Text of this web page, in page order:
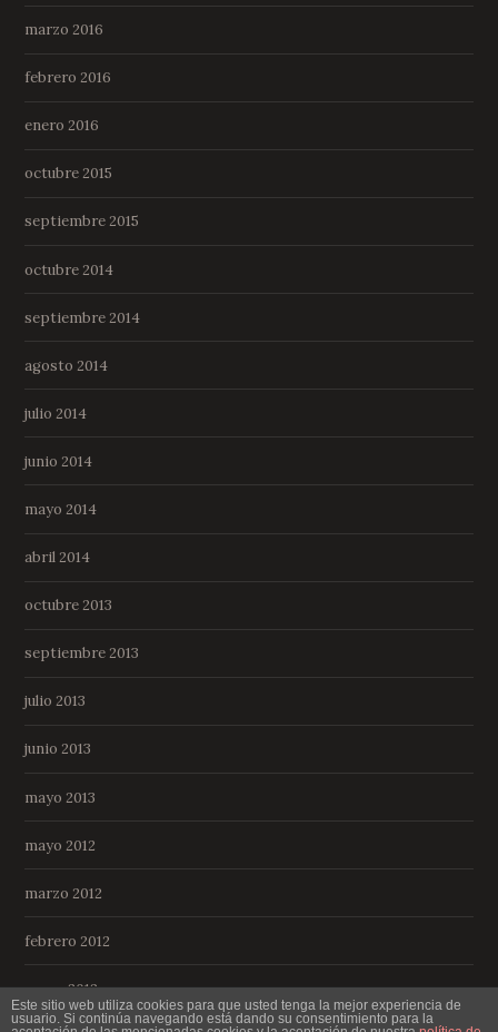
marzo 2016
febrero 2016
enero 2016
octubre 2015
septiembre 2015
octubre 2014
septiembre 2014
agosto 2014
julio 2014
junio 2014
mayo 2014
abril 2014
octubre 2013
septiembre 2013
julio 2013
junio 2013
mayo 2013
mayo 2012
marzo 2012
febrero 2012
enero 2012
Este sitio web utiliza cookies para que usted tenga la mejor experiencia de
usuario. Si continúa navegando está dando su consentimiento para la